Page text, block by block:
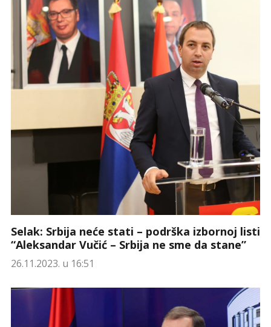
Selak: Srbija neće stati – podrška izbornoj listi
“Aleksandar Vučić – Srbija ne sme da stane”
26.11.2023. u 16:51